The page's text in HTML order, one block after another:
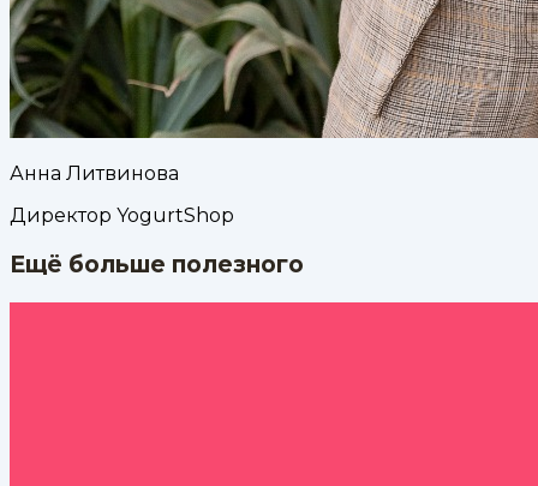
Анна Литвинова
Директор YogurtShop
Ещё больше полезного